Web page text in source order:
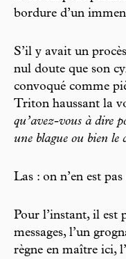
bordure d’un
S’il y avait un
nul doute que son
convoqué comme
Triton haussant la
qu’avez-vous à dire
une blague ou bien le
Las : on n’en est
Pour l’instant, il est
messages, l’un
règne en maître ici,